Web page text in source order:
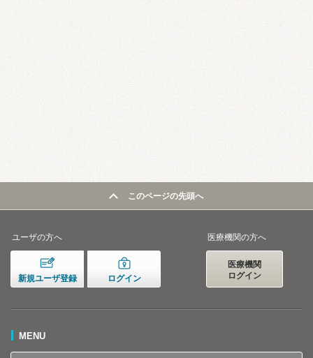
このページの先頭へ
ユーザの方へ
新規ユーザ登録 ログイン
医療機関の方へ
医療機関
ログイン
MENU